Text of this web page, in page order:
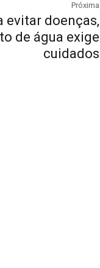
Próxima
evitar doenças,
de água exige
cuidados